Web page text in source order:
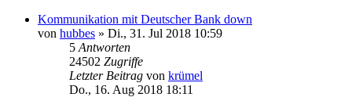
Kommunikation mit Deutscher Bank down
von hubbes » Di., 31. Jul 2018 10:59
5 Antworten
24502 Zugriffe
Letzter Beitrag von krümel
Do., 16. Aug 2018 18:11